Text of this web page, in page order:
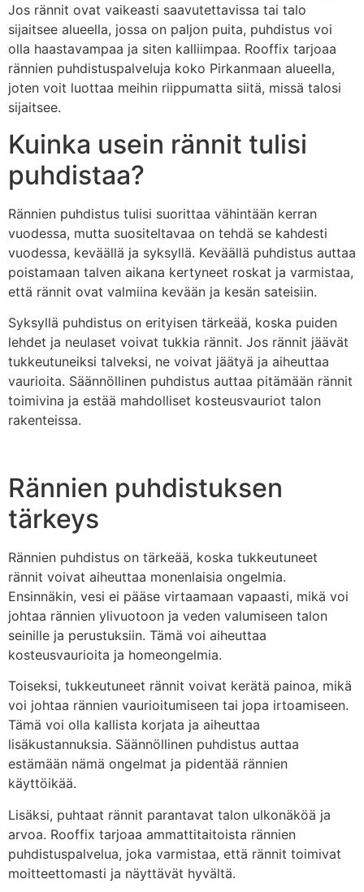
Jos rännit ovat vaikeasti saavutettavissa tai talo
sijaitsee alueella, jossa on paljon puita, puhdistus voi
olla haastavampaa ja siten kalliimpaa. Rooffix tarjoaa
rännien puhdistuspalveluja koko Pirkanmaan alueella,
joten voit luottaa meihin riippumatta siitä, missä talosi
sijaitsee.
Kuinka usein rännit tulisi
puhdistaa?
Rännien puhdistus tulisi suorittaa vähintään kerran
vuodessa, mutta suositeltavaa on tehdä se kahdesti
vuodessa, keväällä ja syksyllä. Keväällä puhdistus auttaa
poistamaan talven aikana kertyneet roskat ja varmistaa,
että rännit ovat valmiina kevään ja kesän sateisiin.
Syksyllä puhdistus on erityisen tärkeää, koska puiden
lehdet ja neulaset voivat tukkia rännit. Jos rännit jäävät
tukkeutuneiksi talveksi, ne voivat jäätyä ja aiheuttaa
vaurioita. Säännöllinen puhdistus auttaa pitämään rännit
toimivina ja estää mahdolliset kosteusvauriot talon
rakenteissa.
Rännien puhdistuksen
tärkeys
Rännien puhdistus on tärkeää, koska tukkeutuneet
rännit voivat aiheuttaa monenlaisia ongelmia.
Ensinnäkin, vesi ei pääse virtaamaan vapaasti, mikä voi
johtaa rännien ylivuotoon ja veden valumiseen talon
seinille ja perustuksiin. Tämä voi aiheuttaa
kosteusvaurioita ja homeongelmia.
Toiseksi, tukkeutuneet rännit voivat kerätä painoa, mikä
voi johtaa rännien vaurioitumiseen tai jopa irtoamiseen.
Tämä voi olla kallista korjata ja aiheuttaa
lisäkustannuksia. Säännöllinen puhdistus auttaa
estämään nämä ongelmat ja pidentää rännien
käyttöikää.
Lisäksi, puhtaat rännit parantavat talon ulkonäköä ja
arvoa. Rooffix tarjoaa ammattitaitoista rännien
puhdistuspalvelua, joka varmistaa, että rännit toimivat
moitteettomasti ja näyttävät hyvältä.